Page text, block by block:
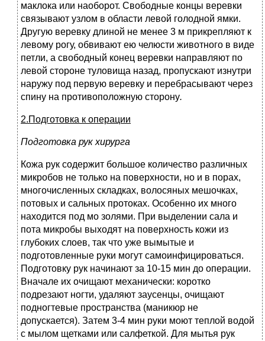
маклока или наоборот. Свободные концы веревки
связывают узлом в области левой голодной ямки.
Другую веревку длиной не менее 3 м прикрепляют к
левому рогу, обвивают ею челюсти животного в виде
петли, а свободный конец веревки направляют по
левой стороне туловища назад, пропускают изнутри
наружу под первую веревку и перебрасывают через
спину на противоположную сторону.
2.Подготовка к операции
Подготовка рук хирурга
Кожа рук содержит большое количество различных
микробов не только на поверхности, но и в порах,
многочисленных складках, волосяных мешочках,
потовых и сальных протоках. Особенно их много
находится под мо золями. При выделении сала и
пота микробы выходят на поверхность кожи из
глубоких слоев, так что уже вымытые и
подготовленные руки могут самоинфицироваться.
Подготовку рук начинают за 10-15 мин до операции.
Вначале их очищают механически: коротко
подрезают ногти, удаляют заусенцы, очищают
подногтевые пространства (маникюр не
допускается). Затем 3-4 мин руки моют теплой водой
с мылом щетками или салфеткой. Для мытья рук